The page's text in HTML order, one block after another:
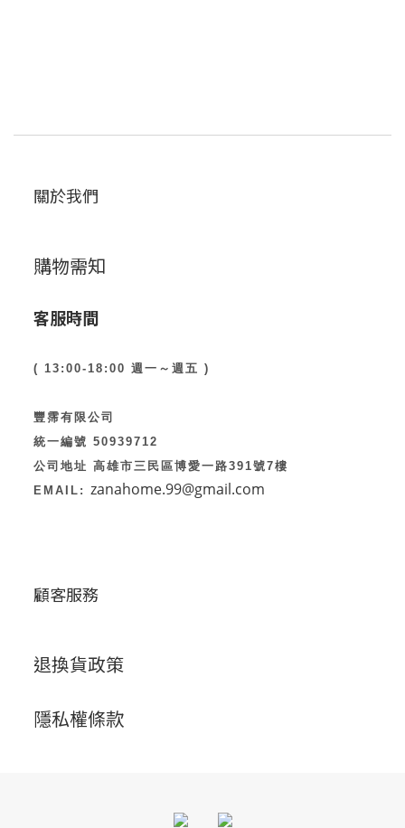
關於我們
購物需知
客服時間
( 13:00-18:00 週一～週五 )
豐霈有限公司
統一編號 50939712
公司地址 高雄市三民區博愛一路391號7樓
EMAIL: zanahome.99@gmail.com
顧客服務
退換貨政策
隱私權條款